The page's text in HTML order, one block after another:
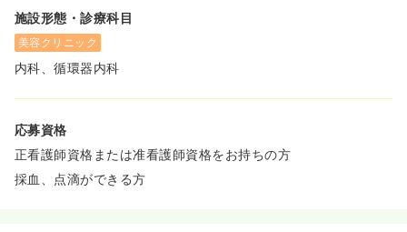
施設形態・診療科目
美容クリニック
内科、循環器内科
応募資格
正看護師資格または准看護師資格をお持ちの方
採血、点滴ができる方